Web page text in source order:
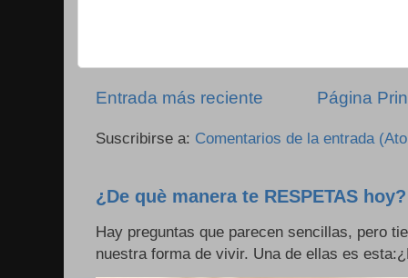
Entrada más reciente Página
Suscribirse a: Comentarios de la entrada
¿De què manera te RESPETAS hoy?
Hay preguntas que parecen sencillas, pero
nuestra forma de vivir. Una de ellas es